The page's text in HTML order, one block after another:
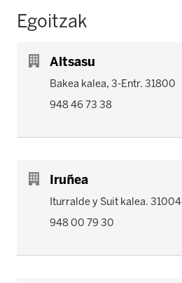
Egoitzak
Altsasu
Bakea kalea, 3-Entr. 31800
948 46 73 38
Iruñea
Iturralde y Suit kalea. 31004
948 00 79 30